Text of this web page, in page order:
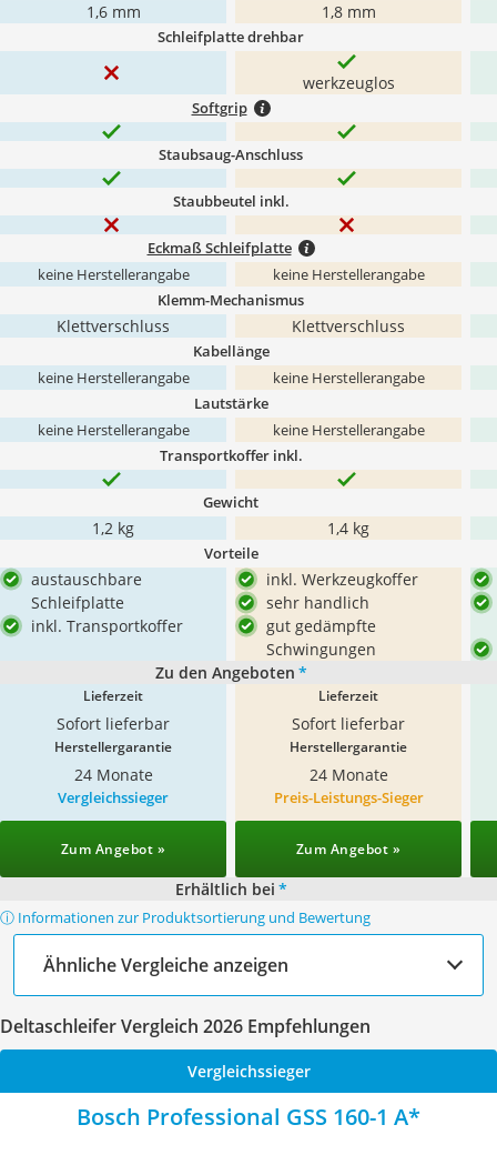
1,6 mm 1,8 mm
Schleifplatte drehbar
werkzeuglos
Softgrip
Staubsaug-Anschluss
Staubbeutel inkl.
Eckmaß Schleifplatte
keine Herstellerangabe keine Herstellerangabe
Klemm-Mechanismus
Klettverschluss Klettverschluss
Kabellänge
keine Herstellerangabe keine Herstellerangabe
Lautstärke
keine Herstellerangabe keine Herstellerangabe
Transportkoffer inkl.
Gewicht
1,2 kg 1,4 kg
Vorteile
austauschbare
Schleifplatte
inkl. Transportkoffer
inkl. Werkzeugkoffer
sehr handlich
gut gedämpfte
Schwingungen
Zu den Angeboten *
Lieferzeit
Sofort lieferbar
Lieferzeit
Sofort lieferbar
Herstellergarantie
24 Monate
Herstellergarantie
24 Monate
Vergleichssieger
Zum Angebot »
Preis-Leistungs-Sieger
Zum Angebot »
Erhältlich bei *
ⓘ Informationen zur Produktsortierung und Bewertung
Ähnliche Vergleiche anzeigen
Deltaschleifer Vergleich 2026 Empfehlungen
Vergleichssieger
Bosch Professional GSS 160-1 A